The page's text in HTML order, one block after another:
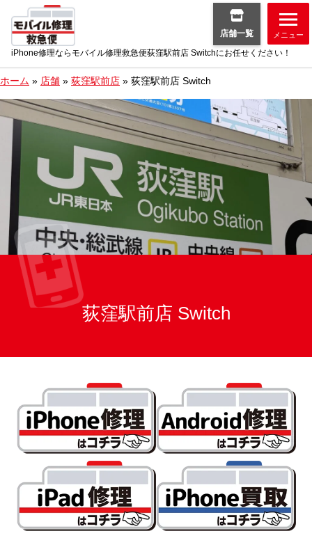
iPhone修理ならモバイル修理救急便荻窪駅前店 Switchにお任せください！
店舗一覧 メニュー
ホーム » 店舗 » 荻窪駅前店 » 荻窪駅前店 Switch
荻窪駅前店 Switch